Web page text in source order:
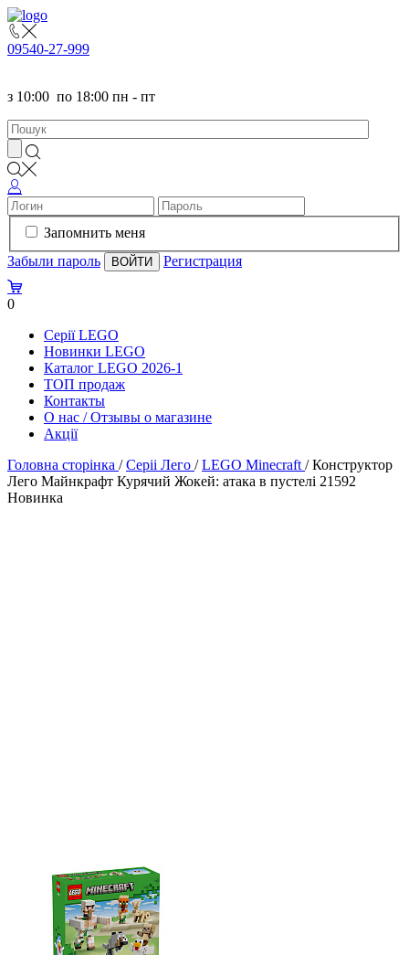
09540-27-999
з 10:00 по 18:00 пн - пт
Запомнить меня
Забыли пароль
Регистрация
0
Серії LEGO
Новинки LEGO
Каталог LEGO 2026-1
TOП продаж
Контакты
О нас / Отзывы о магазине
Акції
Головна сторінка /Серіі Лего /LEGO Minecraft /Конструктор
Лего Майнкрафт Курячий Жокей: атака в пустелі 21592
Новинка